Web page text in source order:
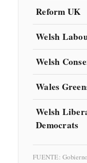
Reform UK
Welsh
Welsh
Wales
Welsh
Democrats
FUENTE: